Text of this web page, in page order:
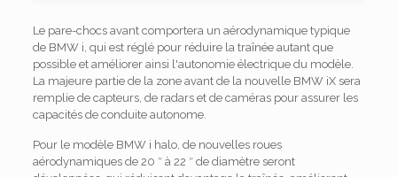
Le pare-chocs avant comportera un aérodynamique typique
de BMW i, qui est réglé pour réduire la traînée autant que
possible et améliorer ainsi l'autonomie électrique du modèle.
La majeure partie de la zone avant de la nouvelle BMW iX sera
remplie de capteurs, de radars et de caméras pour assurer les
capacités de conduite autonome.
Pour le modèle BMW i halo, de nouvelles roues
aérodynamiques de 20 ″ à 22 ″ de diamètre seront